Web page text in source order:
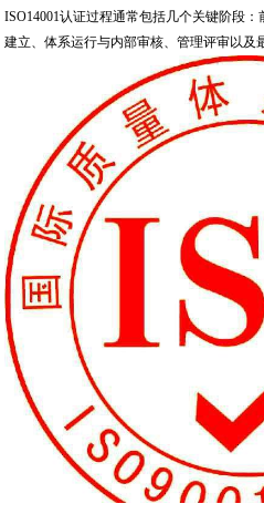
ISO14001认证过程通常包括几个关键阶段
建立、体系运行与内部审核、管理评审以及